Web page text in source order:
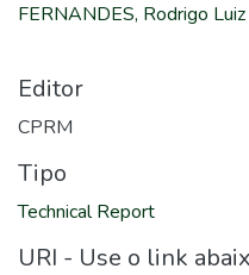
FERNANDES, Rodrigo
Editor
CPRM
Tipo
Technical Report
URI - Use o link